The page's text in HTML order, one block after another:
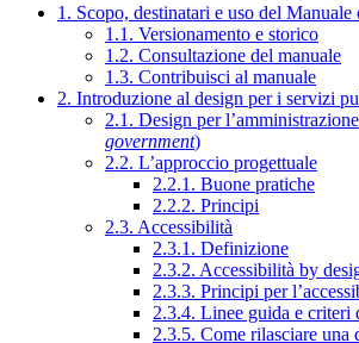
1. Scopo, destinatari e uso del
1.1. Versionamento e storico
1.2. Consultazione del manuale
1.3. Contribuisci al manuale
2. Introduzione al design per i servizi
2.1. Design per
government)
2.2. L’approccio progettuale
2.2.1. Buone pratiche
2.2.2. Principi
2.3. Accessibilità
2.3.1. Definizione
2.3.2. Accessibilità by
2.3.3. Principi per
2.3.4. Linee guida e criteri
2.3.5. Come rilasciare una